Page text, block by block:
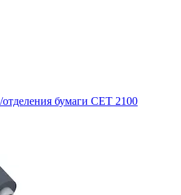
бумаги CET 2100